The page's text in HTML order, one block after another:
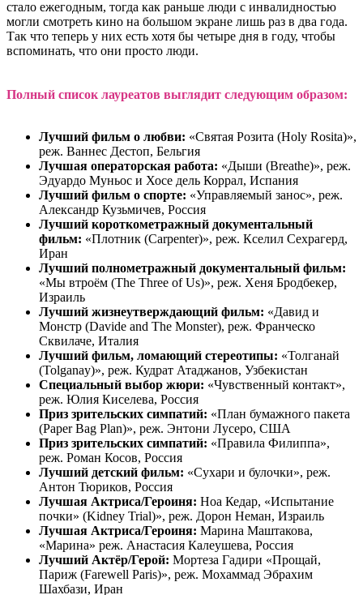
стало ежегодным, тогда как раньше люди с инвалидностью
могли смотреть кино на большом экране лишь раз в два года.
Так что теперь у них есть хотя бы четыре дня в году, чтобы
вспоминать, что они просто люди.
Полный список лауреатов выглядит следующим образом:
Лучший фильм о любви: «Святая Розита (Holy Rosita)»,
реж. Ваннес Дестоп, Бельгия
Лучшая операторская работа: «Дыши (Breathe)», реж.
Эдуардо Муньос и Хосе дель Коррал, Испания
Лучший фильм о спорте: «Управляемый занос», реж.
Александр Кузьмичев, Россия
Лучший короткометражный документальный
фильм: «Плотник (Carpenter)», реж. Кселил Сехрагерд,
Иран
Лучший полнометражный документальный фильм:
«Мы втроём (The Three of Us)», реж. Хеня Бродбекер,
Израиль
Лучший жизнеутверждающий фильм: «Давид и
Монстр (Davide and The Monster), реж. Франческо
Сквилаче, Италия
Лучший фильм, ломающий стереотипы: «Толганай
(Tolganay)», реж. Кудрат Атаджанов, Узбекистан
Специальный выбор жюри: «Чувственный контакт»,
реж. Юлия Киселева, Россия
Приз зрительских симпатий: «План бумажного пакета
(Paper Bag Plan)», реж. Энтони Лусеро, США
Приз зрительских симпатий: «Правила Филиппа»,
реж. Роман Косов, Россия
Лучший детский фильм: «Сухари и булочки», реж.
Антон Тюриков, Россия
Лучшая Актриса/Героиня: Ноа Кедар, «Испытание
почки» (Kidney Trial)», реж. Дорон Неман, Израиль
Лучшая Актриса/Героиня: Марина Маштакова,
«Марина» реж. Анастасия Калеушева, Россия
Лучший Актёр/Герой: Мортеза Гадири «Прощай,
Париж (Farewell Paris)», реж. Мохаммад Эбрахим
Шахбази, Иран